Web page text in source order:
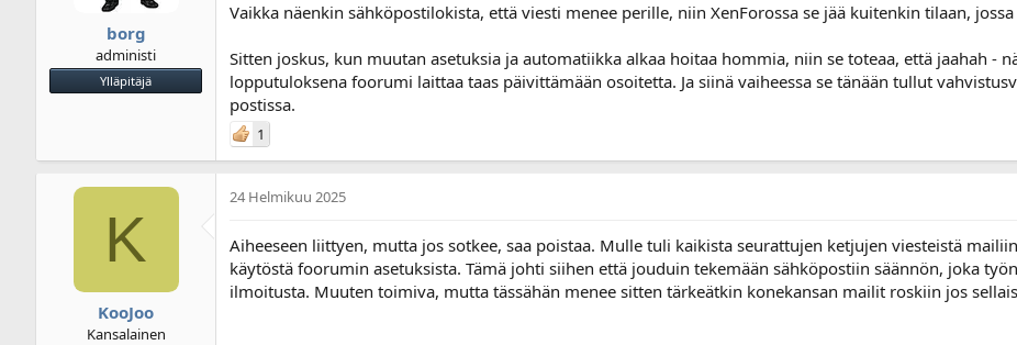
borg
administi
Ylläpitäjä
Vaikka näenkin sähköpostilokista, että viesti menee perille, niin XenForossa se jää kuitenkin tilaan,
Sitten joskus, kun muutan asetuksia ja automatiikka alkaa hoitaa hommia, niin se toteaa, että jaahah -
lopputuloksena foorumi laittaa taas päivittämään osoitetta. Ja siinä vaiheessa se tänään tullut
postissa.
1
K
KooJoo
Kansalainen
24 Helmikuu 2025
Aiheeseen liittyen, mutta jos sotkee, saa poistaa. Mulle tuli kaikista seurattujen ketjujen viesteistä
käytöstä foorumin asetuksista. Tämä johti siihen että jouduin tekemään sähköpostiin säännön, joka
ilmoitusta. Muuten toimiva, mutta tässähän menee sitten tärkeätkin konekansan mailit roskiin jos